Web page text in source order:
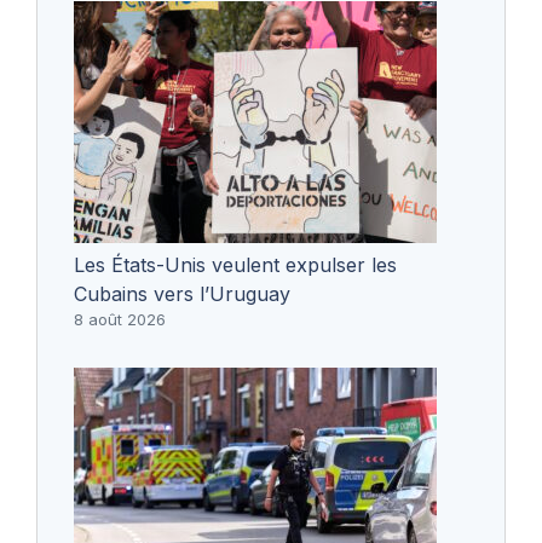
Les États-Unis veulent expulser les
Cubains vers l’Uruguay
8 août 2026